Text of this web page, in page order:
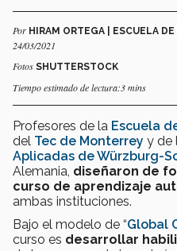
Por HIRAM ORTEGA | ESCUELA
24/03/2021
Fotos SHUTTERSTOCK
Tiempo estimado de lectura:3 mins
Profesores de la Escuela
del Tec de Monterrey y de
Aplicadas de Würzburg-
Alemania, diseñaron de
curso de aprendizaje
ambas instituciones.
Bajo el modelo de “Global
curso es desarrollar